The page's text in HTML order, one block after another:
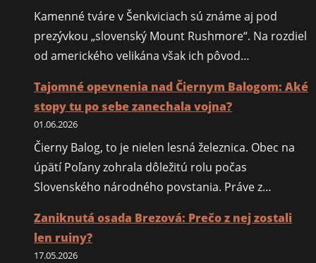
Kamenné tváre v Šenkviciach sú známe aj pod
prezývkou „slovenský Mount Rushmore“. Na rozdiel
od amerického velikána však ich pôvod…
Tajomné opevnenia nad Čiernym Balogom: Aké
stopy tu po sebe zanechala vojna?
01.06.2026
Čierny Balog, to je nielen lesná železnica. Obec na
úpätí Poľany zohrala dôležitú rolu počas
Slovenského národného povstania. Práve z…
Zaniknutá osada Brezová: Prečo z nej zostali
len ruiny?
17.05.2026